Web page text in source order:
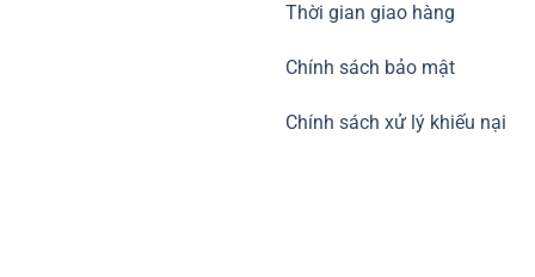
Thời gian giao hàng
Chính sách bảo mật
Chính sách xử lý khiếu nại